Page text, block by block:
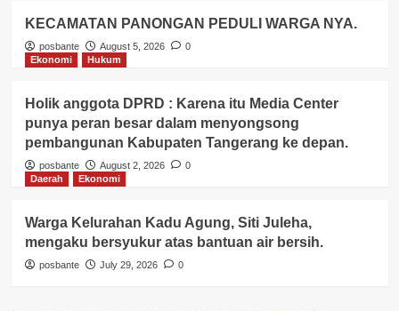
KECAMATAN PANONGAN PEDULI WARGA NYA.
posbante August 5, 2026
0
Ekonomi
Hukum
Holik anggota DPRD : Karena itu Media Center
punya peran besar dalam menyongsong
pembangunan Kabupaten Tangerang ke depan.
posbante August 2, 2026
0
Daerah
Ekonomi
Warga Kelurahan Kadu Agung, Siti Juleha,
mengaku bersyukur atas bantuan air bersih.
posbante July 29, 2026 0